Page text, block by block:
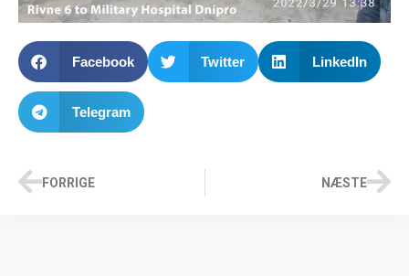
Facebook Twitter LinkedIn
Telegram
FORRIGE NÆSTE